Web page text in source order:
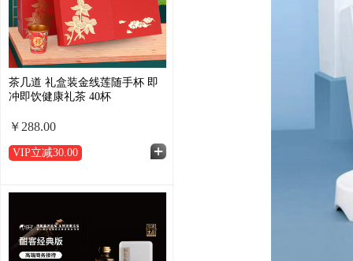
茶几道 礼盒装金线莲随手杯 即
冲即饮健康礼茶 40杯
￥288.00
VIP立减30.00